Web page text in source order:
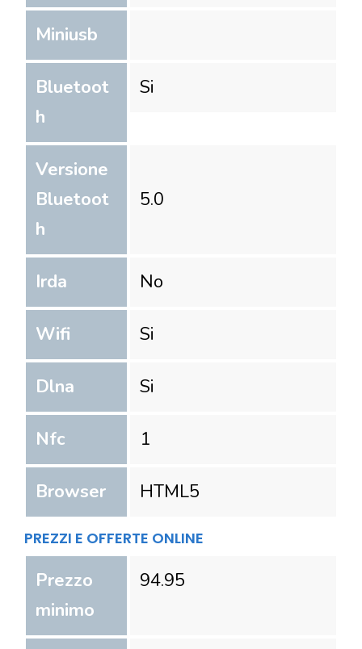
Miniusb
Bluetoot
h
Si
Versione
Bluetoot
h
5.0
Irda No
Wifi Si
Dlna Si
Nfc 1
Browser HTML5
PREZZI E OFFERTE ONLINE
Prezzo
minimo
94.95